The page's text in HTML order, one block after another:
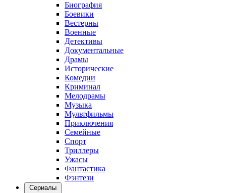
Биография
Боевики
Вестерны
Военные
Детективы
Документальные
Драмы
Исторические
Комедии
Криминал
Мелодрамы
Музыка
Мультфильмы
Приключения
Семейные
Спорт
Триллеры
Ужасы
Фантастика
Фэнтези
Сериалы